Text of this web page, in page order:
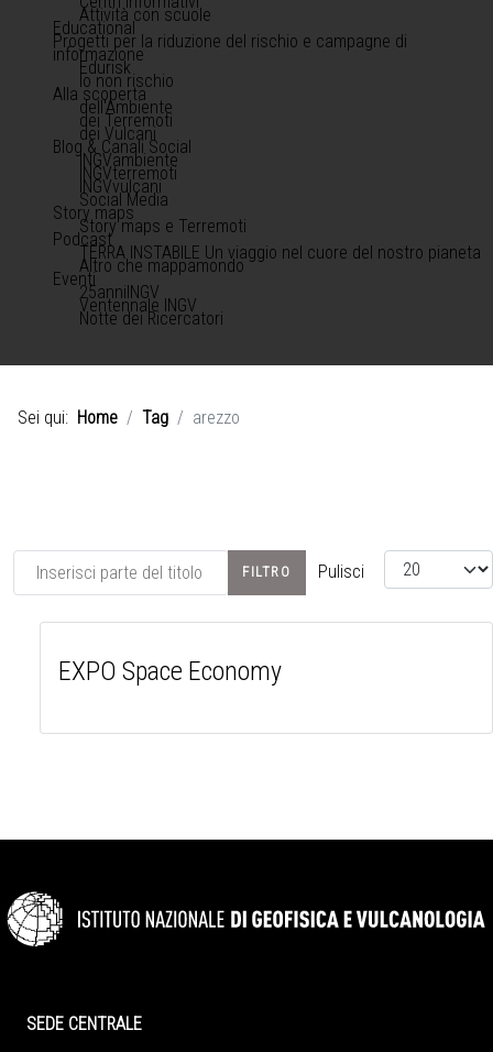
Attività con scuole
Educational
Progetti per la riduzione del rischio e campagne di
informazione
Edurisk
Io non rischio
Alla scoperta
dell'Ambiente
dei Terremoti
dei Vulcani
Blog & Canali Social
INGVambiente
INGVterremoti
INGVvulcani
Social Media
Story maps
Story maps e Terremoti
Podcast
TERRA INSTABILE Un viaggio nel cuore del nostro pianeta
Altro che mappamondo
Eventi
25anniINGV
Ventennale INGV
Notte dei Ricercatori
Sei qui: Home Tag arezzo
Inserisci parte del titolo FILTRO Pulisci Visualizza #
EXPO Space Economy
SEDE CENTRALE